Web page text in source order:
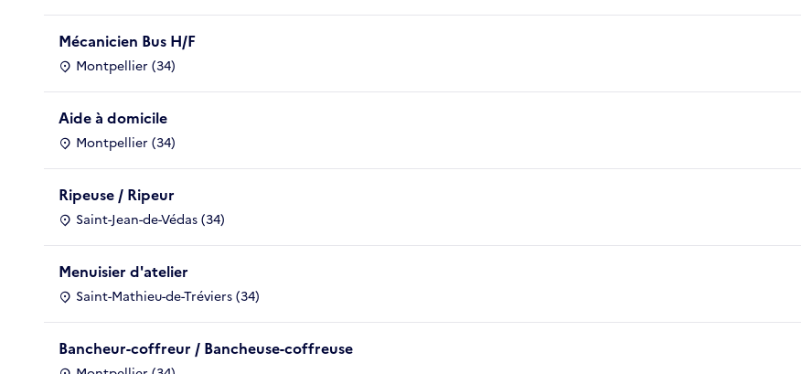
Mécanicien Bus H/F
Montpellier (34)
Aide à domicile
Montpellier (34)
Ripeuse / Ripeur
Saint-Jean-de-Védas (34)
Menuisier d'atelier
Saint-Mathieu-de-Tréviers (34)
Bancheur-coffreur / Bancheuse-coffreuse